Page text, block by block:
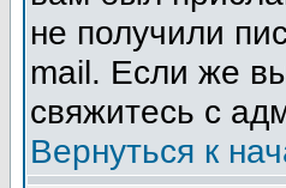
не получили
mail. Если же
свяжитесь с
Вернуться к